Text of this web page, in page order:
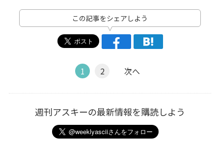
この記事をシェアしよう
1 2 次へ
週刊アスキーの最新情報を購読しよう